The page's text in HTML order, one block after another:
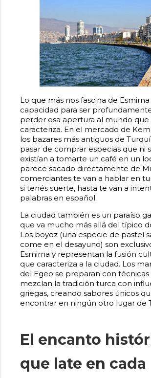
Lo que más nos fascina de Esmirna
capacidad para ser
perder esa apertura al mundo que
caracteriza. En el mercado de
los bazares más antiguos de
pasar de comprar especias que ni
existían a tomarte un café en un
parece sacado directamente de
comerciantes te van a hablar en
si tenés suerte, hasta te van a
palabras en español.
La ciudad también es un paraíso
que va mucho más allá del típico
Los boyoz (una especie de pastel
come en el desayuno) son
Esmirna y representan la fusión
que caracteriza a la ciudad. Los
del Egeo se preparan con técnicas
mezclan la tradición turca con
griegas, creando sabores únicos
encontrar en ningún otro lugar de
El encanto
que late en cada